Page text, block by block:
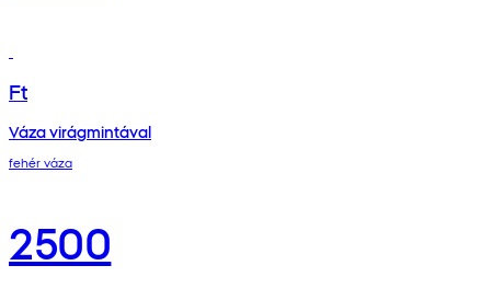
Ft
Váza virágmintával
fehér váza
2500